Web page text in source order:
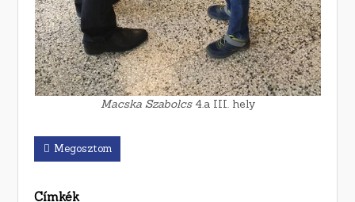
Macska Szabolcs4.a III. hely
Megosztom
Címkék